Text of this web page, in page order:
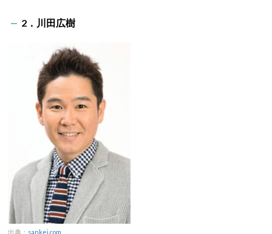
2．川田広樹
出典： sankei.com